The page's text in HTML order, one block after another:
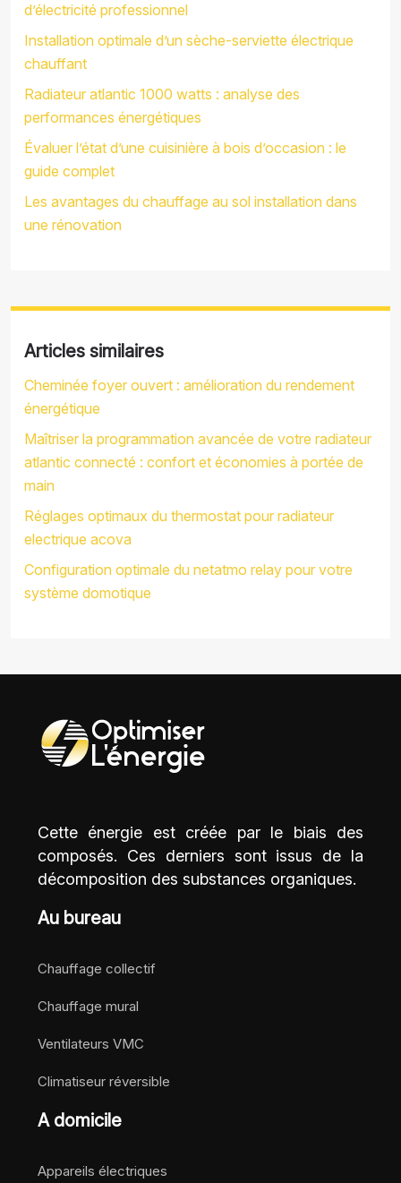
d’électricité professionnel
Installation optimale d’un sèche-serviette électrique
chauffant
Radiateur atlantic 1000 watts : analyse des
performances énergétiques
Évaluer l’état d’une cuisinière à bois d’occasion : le
guide complet
Les avantages du chauffage au sol installation dans
une rénovation
Articles similaires
Cheminée foyer ouvert : amélioration du rendement
énergétique
Maîtriser la programmation avancée de votre radiateur
atlantic connecté : confort et économies à portée de
main
Réglages optimaux du thermostat pour radiateur
electrique acova
Configuration optimale du netatmo relay pour votre
système domotique
Cette énergie est créée par le biais des
composés. Ces derniers sont issus de la
décomposition des substances organiques.
Au bureau
Chauffage collectif
Chauffage mural
Ventilateurs VMC
Climatiseur réversible
A domicile
Appareils électriques